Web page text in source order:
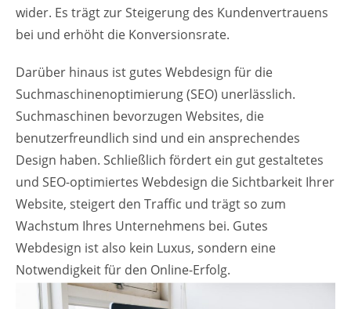
wider. Es trägt zur Steigerung des Kundenvertrauens
bei und erhöht die Konversionsrate.
Darüber hinaus ist gutes Webdesign für die
Suchmaschinenoptimierung (SEO) unerlässlich.
Suchmaschinen bevorzugen Websites, die
benutzerfreundlich sind und ein ansprechendes
Design haben. Schließlich fördert ein gut gestaltetes
und SEO-optimiertes Webdesign die Sichtbarkeit Ihrer
Website, steigert den Traffic und trägt so zum
Wachstum Ihres Unternehmens bei. Gutes
Webdesign ist also kein Luxus, sondern eine
Notwendigkeit für den Online-Erfolg.